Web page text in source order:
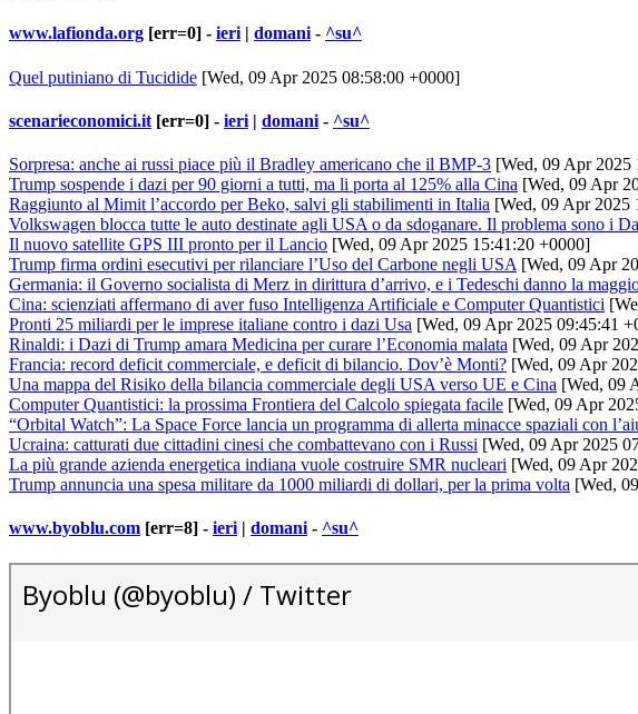
www.lafionda.org [err=0] - ieri | domani - ^su^
Quel putiniano di Tucidide [Wed, 09 Apr 2025 08:58:00 +0000]
scenarieconomici.it [err=0] - ieri | domani - ^su^
Sorpresa: anche ai russi piace più il Bradley americano che il BMP-3 [Wed, 09 Apr 2025
Trump sospende i dazi per 90 giorni a tutti, ma li porta al 125% alla Cina [Wed, 09 Apr
Raggiunto al Mimit l’accordo per Beko, salvi gli stabilimenti in Italia [Wed, 09 Apr 2025
Volkswagen blocca tutte le auto destinate agli USA o da sdoganare. Il problema sono i
Il nuovo satellite GPS III pronto per il Lancio [Wed, 09 Apr 2025 15:41:20 +0000]
Trump firma ordini esecutivi per rilanciare l’Uso del Carbone negli USA [Wed, 09 Apr
Germania: il Governo socialista di Merz in dirittura d’arrivo, e i Tedeschi danno la
Cina: scienziati affermano di aver fuso Intelligenza Artificiale e Computer Quantistici
Pronti 25 miliardi per le imprese italiane contro i dazi Usa [Wed, 09 Apr 2025 09:45:41
Rinaldi: i Dazi di Trump amara Medicina per curare l’Economia malata [Wed, 09 Apr
Francia: record deficit commerciale, e deficit di bilancio. Dov’è Monti? [Wed, 09 Apr
Una mappa del Risiko della bilancia commerciale degli USA verso UE e Cina [Wed, 09
Computer Quantistici: la prossima Frontiera del Calcolo spiegata facile [Wed, 09 Apr
“Orbital Watch”: La Space Force lancia un programma di allerta minacce spaziali con
Ucraina: catturati due cittadini cinesi che combattevano con i Russi [Wed, 09 Apr 2025
La più grande azienda energetica indiana vuole costruire SMR nucleari [Wed, 09 Apr
Trump annuncia una spesa militare da 1000 miliardi di dollari, per la prima volta [Wed,
www.byoblu.com [err=8] - ieri | domani - ^su^